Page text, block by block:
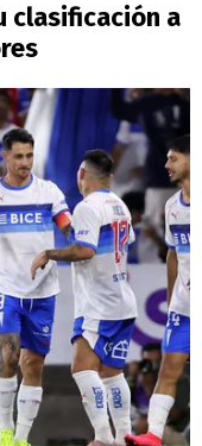
clasificación a